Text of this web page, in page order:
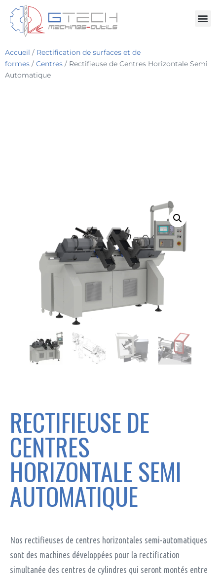
Accueil / Rectification de surfaces et de
formes / Centres / Rectifieuse de Centres Horizontale Semi
Automatique
RECTIFIEUSE DE
CENTRES
HORIZONTALE SEMI
AUTOMATIQUE
Nos rectifieuses de centres horizontales semi-automatiques
sont des machines développées pour la rectification
simultanée des centres de cylindres qui seront montés entre
Nécessaires
facultatifs, ils
sont
nécessaires
pour que le
Statistiques
Ces cookies
nous servent à
et la structure
du site, en se
basant sur la
façon dont il
est utilisé.
Pour vous
garantir une
expérience
optimale